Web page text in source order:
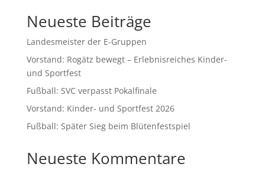
Neueste Beiträge
Landesmeister der E-Gruppen
Vorstand: Rogätz bewegt – Erlebnisreiches Kinder-
und Sportfest
Fußball: SVC verpasst Pokalfinale
Vorstand: Kinder- und Sportfest 2026
Fußball: Später Sieg beim Blütenfestspiel
Neueste Kommentare